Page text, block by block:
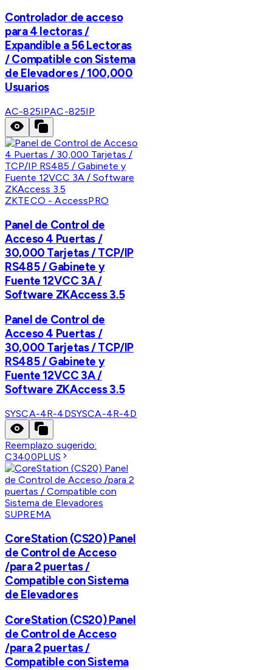
Controlador de acceso
para 4 lectoras /
Expandible a 56 Lectoras
/ Compatible con Sistema
de Elevadores / 100,000
Usuarios
AC-825IPAC-825IP
ZKTECO - AccessPRO
Panel de Control de
Acceso 4 Puertas /
30,000 Tarjetas / TCP/IP
RS485 / Gabinete y
Fuente 12VCC 3A /
Software ZKAccess 3.5
Panel de Control de
Acceso 4 Puertas /
30,000 Tarjetas / TCP/IP
RS485 / Gabinete y
Fuente 12VCC 3A /
Software ZKAccess 3.5
SYSCA-4R-4DSYSCA-4R-4D
Reemplazo sugerido:
C3400PLUS
SUPREMA
CoreStation (CS20) Panel
de Control de Acceso
/para 2 puertas /
Compatible con Sistema
de Elevadores
CoreStation (CS20) Panel
de Control de Acceso
/para 2 puertas /
Compatible con Sistema